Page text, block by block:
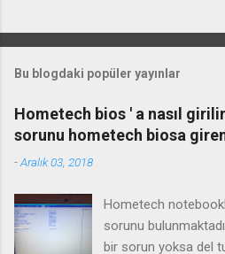
Bu blogdaki popüler yayınlar
Hometech bios ' a nasıl
sorunu hometech biosa
-Aralık 03, 2018
Hometech
sorunu
bir sorun yoksa del